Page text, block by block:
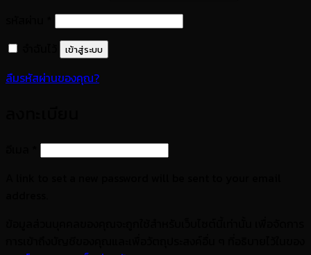
ต้องการ
เข้าสู่ระบบ
ลืมรหัสผ่านของคุณ?
ต้องการ